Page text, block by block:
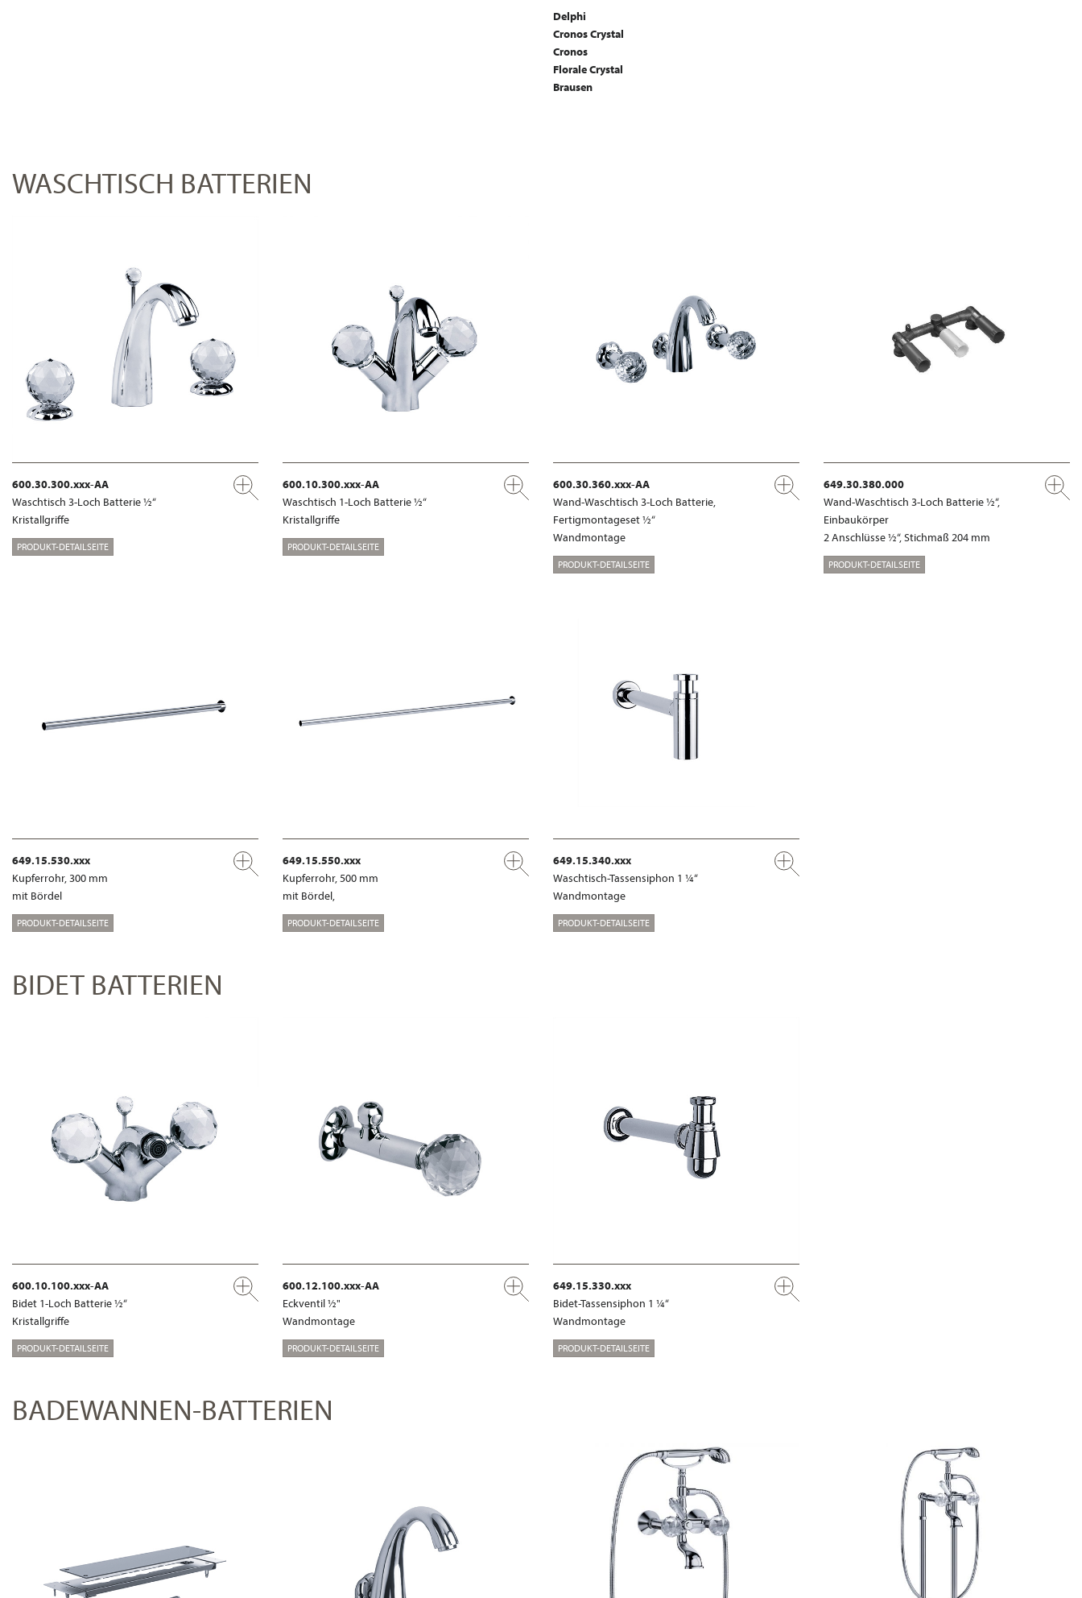
Delphi
Cronos Crystal
Cronos
Florale Crystal
Brausen
WASCHTISCH BATTERIEN
600.30.300.xxx-AA
Waschtisch 3-Loch Batterie ½“
Kristallgriffe
PRODUKT-DETAILSEITE
600.10.300.xxx-AA
Waschtisch 1-Loch Batterie ½“
Kristallgriffe
PRODUKT-DETAILSEITE
600.30.360.xxx-AA
Wand-Waschtisch 3-Loch Batterie,
Fertigmontageset ½“
Wandmontage
PRODUKT-DETAILSEITE
649.30.380.000
Wand-Waschtisch 3-Loch Batterie ½“,
Einbaukörper
2 Anschlüsse ½“, Stichmaß 204 mm
PRODUKT-DETAILSEITE
649.15.530.xxx
Kupferrohr, 300 mm
mit Bördel
PRODUKT-DETAILSEITE
649.15.550.xxx
Kupferrohr, 500 mm
mit Bördel,
PRODUKT-DETAILSEITE
649.15.340.xxx
Waschtisch-Tassensiphon 1 ¼“
Wandmontage
PRODUKT-DETAILSEITE
BIDET BATTERIEN
600.10.100.xxx-AA
Bidet 1-Loch Batterie ½“
Kristallgriffe
PRODUKT-DETAILSEITE
600.12.100.xxx-AA
Eckventil ½"
Wandmontage
PRODUKT-DETAILSEITE
649.15.330.xxx
Bidet-Tassensiphon 1 ¼“
Wandmontage
PRODUKT-DETAILSEITE
BADEWANNEN-BATTERIEN